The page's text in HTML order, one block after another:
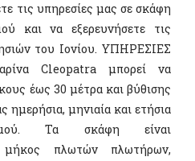
τις υπηρεσίες μας σε σκάφη
και να εξερευνήσετε τις
του Ιονίου. ΥΠΗΡΕΣΙΕΣ
Cleopatra μπορεί να
έως 30 μέτρα και βύθισης
μηνιαία και ετήσια
Τα σκάφη είναι
μήκος πλωτών πλωτήρων,